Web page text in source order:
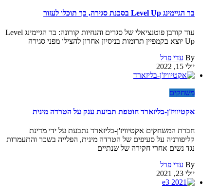
בר הגיימינג Level Up בסכנת סגירה, כך תוכלו לעזור
עוד קורבן פוטנציאלי של סגרים והנחיות קורונה: בר הגיימינג Level
Up יוצא בקמפיין תרומות בניסיון אחרון להצילו מפני סגירה
By עדי פרל
יולי 15, 2022
משחקים
אקטיוויז'ן-בליזארד חוטפת תביעת ענק על הטרדה מינית
חברת המשחקים אקטיוויז'ן-בליזארד נתבעת על ידי מדינת
קליפורניה על סעיפים של הטרדה מינית, הפלייה בשכר והתעמרות
נגד נשים אחרי חקירה של שנתיים
By עדי פרל
יולי 23, 2021